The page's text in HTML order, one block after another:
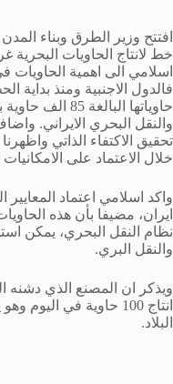
افتتح وزير الطرق وبناء
خط لانتاج الحاويات
اسلامي الى اهمية
فالدول الاجنبية ومنذ
حاوياتها
والنقل البحري الايراني.
تحقيق الاكتفاء الذاتي واظهرنا
خلال الاعتماد على الامكانيات
واكد اسلامي اعتماد المعايير
ايران، مضيفا بأن هذه
نظام النقل البحري، يمكن
والنقل البري.
ويذكر ان المصنع الذي دشنه
انتاج 100 حاوية في
البلاد.